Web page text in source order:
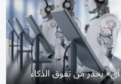
يحذر من تفوق الذكاء